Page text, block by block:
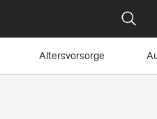
Altersvorsorge